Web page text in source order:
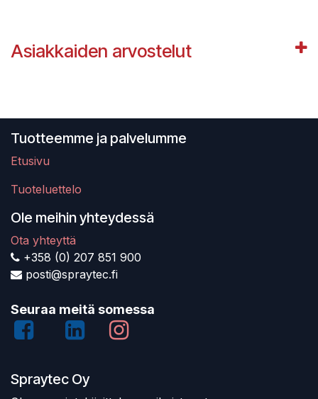
Asiakkaiden arvostelut
Tuotteemme ja palvelumme
Etusivu
Tuoteluettelo
Ole meihin yhteydessä
Ota yhteyttä
+358 (0) 207 851 900
posti@spraytec.fi
Seuraa meitä somessa
Spraytec Oy